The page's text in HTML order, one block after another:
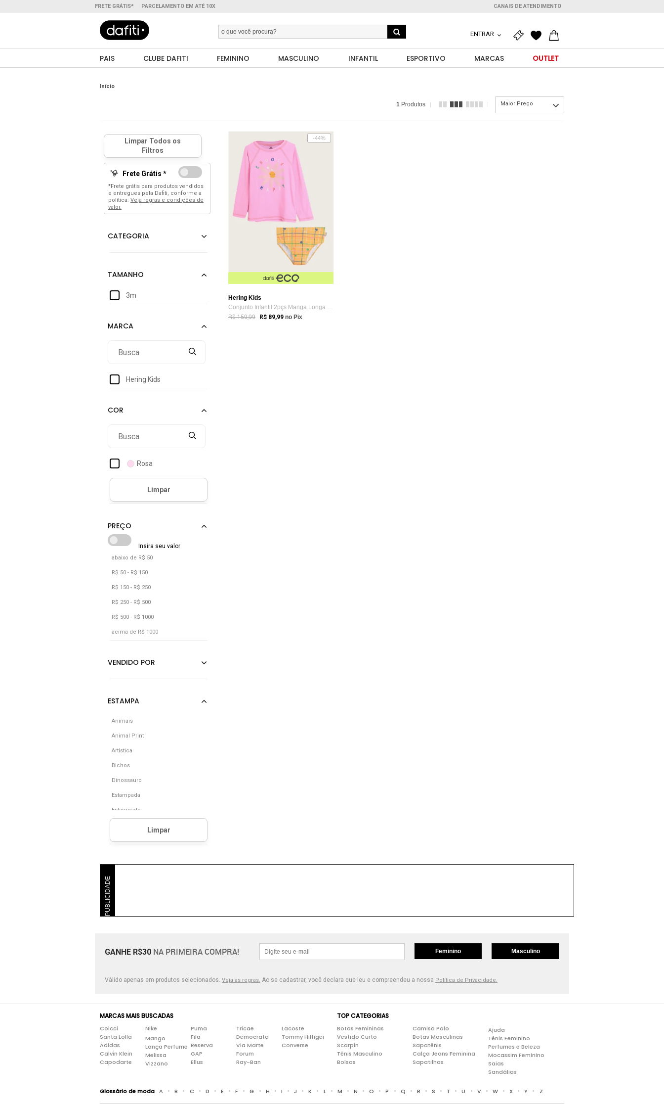
FRETE GRÁTIS* PARCELAMENTO EM ATÉ 10X CANAIS DE ATENDIMENTO
ENTRAR
PAIS CLUBE DAFITI FEMININO MASCULINO INFANTIL ESPORTIVO MARCAS OUTLET
Início
1 Produtos Maior Preço
Frete Grátis *
*Frete grátis para produtos vendidos
e entregues pela Dafiti, conforme a
política: Veja regras e condições de
valor.
3m
Hering Kids
Rosa
abaixo de R$ 50
R$ 50 - R$ 150
R$ 150 - R$ 250
R$ 250 - R$ 500
R$ 500 - R$ 1000
acima de R$ 1000
Animais
Animal Print
Artística
Bichos
Dinossauro
Estampada
Estampado
Floral E Folhagem
Outras
-44%
Hering Kids
Conjunto Infantil 2pçs Manga Longa Herin...
R$ 159,99 R$ 89,99 no Pix
PUBLICIDADE
GANHE R$30 NA PRIMEIRA COMPRA! Feminino Masculino
Válido apenas em produtos selecionados. Veja as regras. Ao se cadastrar, você declara que leu e compreendeu a nossa Política de Privacidade.
MARCAS MAIS BUSCADAS
Colcci
Santa Lolla
Adidas
Calvin Klein
Capodarte
Nike
Mango
Lança Perfume
Melissa
Vizzano
Puma
Fila
Reserva
GAP
Ellus
Tricae
Democrata
Via Marte
Forum
Ray-Ban
Lacoste
Tommy Hilfiger
Converse
TOP CATEGORIAS
Botas Femininas
Vestido Curto
Scarpin
Tênis Masculino
Bolsas
Camisa Polo
Botas Masculinas
Sapatênis
Calça Jeans Feminina
Sapatilhas
Ajuda
Tênis Feminino
Perfumes e Beleza
Mocassim Feminino
Saias
Sandálias
Glossário de moda A • B • C • D • E • F • G • H • I • J • K • L • M • N • O • P • Q • R • S • T • U • V • W • X • Y • Z